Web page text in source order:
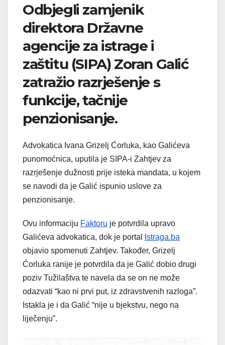
Odbjegli zamjenik
direktora Državne
agencije za istrage i
zaštitu (SIPA) Zoran Galić
zatražio razrješenje s
funkcije, tačnije
penzionisanje.
Advokatica Ivana Grizelj Ćorluka, kao Galićeva
punomoćnica, uputila je SIPA-i Zahtjev za
razrješenje dužnosti prije isteka mandata, u kojem
se navodi da je Galić ispunio uslove za
penzionisanje.
Ovu informaciju Faktoru je potvrdila upravo
Galićeva advokatica, dok je portal
Istraga.ba
objavio spomenuti Zahtjev. Također, Grizelj
Ćorluka ranije je potvrdila da je Galić dobio drugi
poziv Tužilaštva te navela da se on ne može
odazvati “kao ni prvi put, iz zdravstvenih razloga”.
Istakla je i da Galić “nije u bjekstvu, nego na
liječenju”.